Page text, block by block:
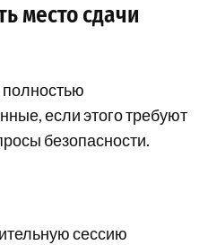
место сдачи
если этого требуют
безопасности.
сессию